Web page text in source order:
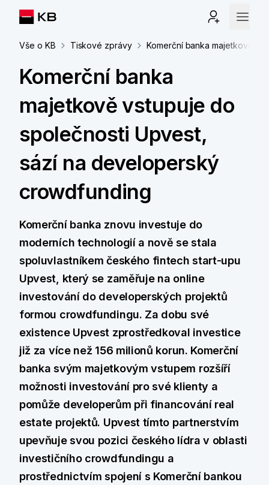
Vše o KB Tiskové zprávy Komerční banka majetkově
Komerční banka
majetkově vstupuje do
společnosti Upvest,
sází na developerský
crowdfunding
Komerční banka znovu investuje do
moderních technologií a nově se stala
spoluvlastníkem českého fintech start-upu
Upvest, který se zaměřuje na online
investování do developerských projektů
formou crowdfundingu. Za dobu své
existence Upvest zprostředkoval investice
již za více než 156 milionů korun. Komerční
banka svým majetkovým vstupem rozšíří
možnosti investování pro své klienty a
pomůže developerům při financování real
estate projektů. Upvest tímto partnerstvím
upevňuje svou pozici českého lídra v oblasti
investičního crowdfundingu a
prostřednictvím spojení s Komerční bankou